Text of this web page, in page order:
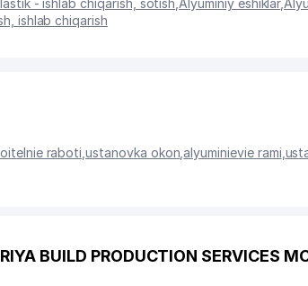
- ishlab chiqarish, sotish Alyuminiy eshiklar,
ishlab chiqarish
raboti ,ustanovka okon ,alyuminievie rami
BUILD PRODUCTION SERVICES